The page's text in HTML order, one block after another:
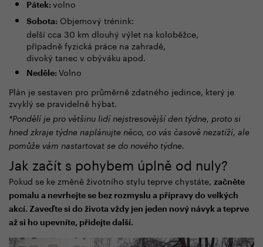
Pátek: volno
Sobota: Objemový trénink:
delší cca 30 km dlouhý výlet na koloběžce,
případně fyzická práce na zahradě,
divoký tanec v obýváku apod.
Neděle: Volno
Plán je sestaven pro průměrně zdatného jedince, který je
zvyklý se pravidelně hýbat.
*Pondělí je pro většinu lidí nejstresovější den týdne, proto si
hned zkraje týdne naplánujte něco, co vás časově nezatíží, ale
pomůže vám nastartovat se do nového týdne.
Jak začít s pohybem úplně od nuly?
Pokud se ke změně životního stylu teprve chystáte, začněte
pomalu a nevrhejte se bez rozmyslu a přípravy do velkých
akcí. Zaveďte si do života vždy jen jeden nový návyk a teprve
až si ho upevníte, přidejte další.